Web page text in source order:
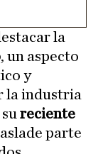
la
, un aspecto
y
la industria
reciente
parte